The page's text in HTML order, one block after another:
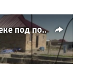
Погром в темноте: в Бишкеке под покровом ночи неизвестные на тракторе снесли три десятка частных домов